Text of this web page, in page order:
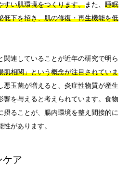
すい肌環境をつくります。また、 睡眠
低下を招き、肌の修復・再生機能を低
関連していることが近年の研究で明ら
肌相関」という概念が注目されていま
悪玉菌が増えると、炎症性物質が産生
響を与えると考えられています。食物
摂ることが、腸内環境を整え間接的に
があります。
ケア